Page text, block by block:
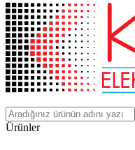
Ürünler